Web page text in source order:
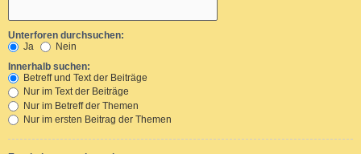
Unterforen durchsuchen:
Ja
Nein
Innerhalb suchen:
Betreff und Text der Beiträge
Nur im Text der Beiträge
Nur im Betreff der Themen
Nur im ersten Beitrag der Themen